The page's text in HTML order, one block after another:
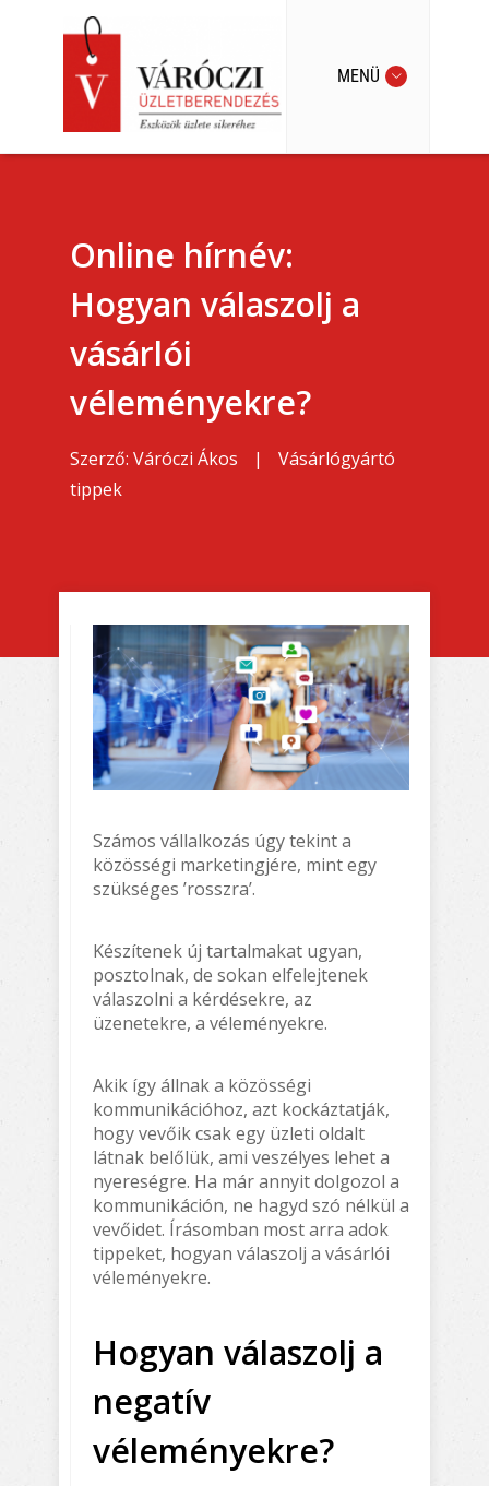
MENÜ
Online hírnév:
Hogyan válaszolj a
vásárlói
véleményekre?
Szerző: Váróczi Ákos |
Vásárlógyártó
tippek
Számos vállalkozás úgy tekint a
közösségi marketingjére, mint egy
szükséges ’rosszra’.
Készítenek új tartalmakat ugyan,
posztolnak, de sokan elfelejtenek
válaszolni a kérdésekre, az
üzenetekre, a véleményekre.
Akik így állnak a közösségi
kommunikációhoz, azt kockáztatják,
hogy vevőik csak egy üzleti oldalt
látnak belőlük, ami veszélyes lehet a
nyereségre. Ha már annyit dolgozol a
kommunikáción, ne hagyd szó nélkül a
vevőidet. Írásomban most arra adok
tippeket, hogyan válaszolj a vásárlói
véleményekre.
Hogyan válaszolj a
negatív
véleményekre?